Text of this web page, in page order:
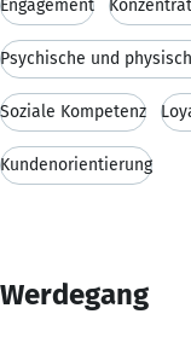
Engagement
Psychische und
Soziale Kompetenz
Kundenorientierung
Werdegang